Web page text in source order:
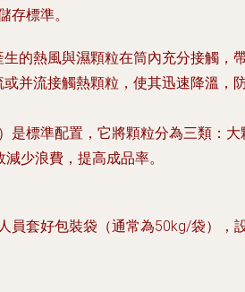
存標準。
的熱風與濕顆粒在筒內充分接觸，
并流接觸熱顆粒，使其迅速降溫，
）是標準配置，它將顆粒分為三類：
少浪費，提高成品率。
員套好包裝袋（通常為50kg/袋），